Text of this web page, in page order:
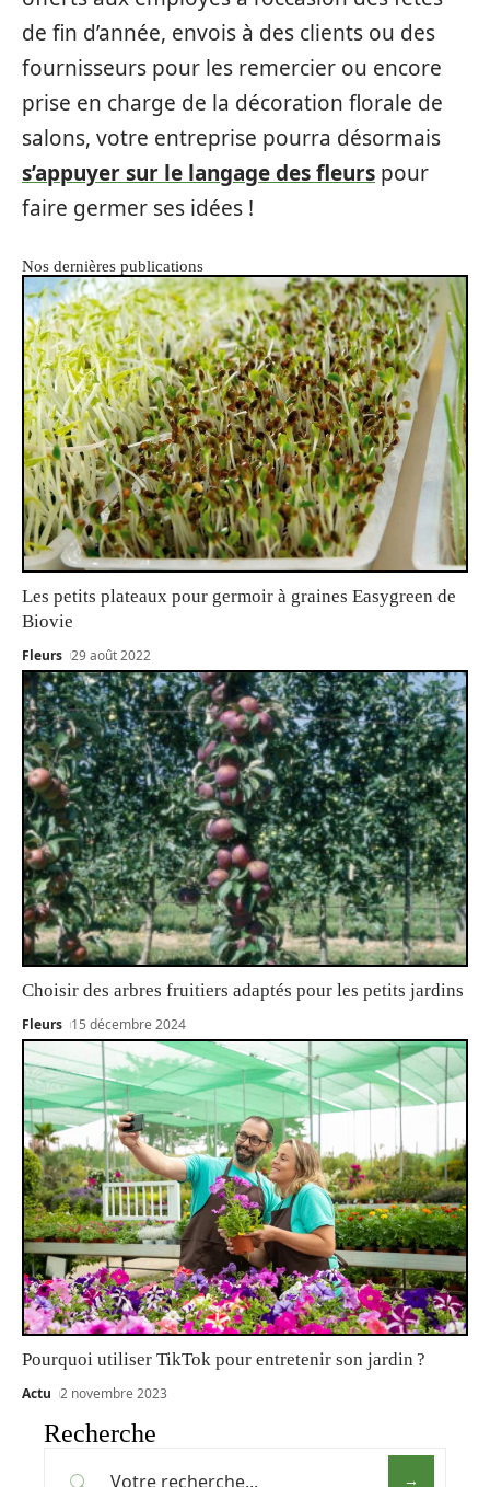
de fin d’année, envois à des clients ou des
fournisseurs pour les remercier ou encore
prise en charge de la décoration florale de
salons, votre entreprise pourra désormais
s’appuyer sur le langage des fleurs pour
faire germer ses idées !
Nos dernières publications
Les petits plateaux pour germoir à graines Easygreen de
Biovie
Fleurs 29 août 2022
Choisir des arbres fruitiers adaptés pour les petits jardins
Fleurs 15 décembre 2024
Pourquoi utiliser TikTok pour entretenir son jardin ?
Actu 2 novembre 2023
Recherche